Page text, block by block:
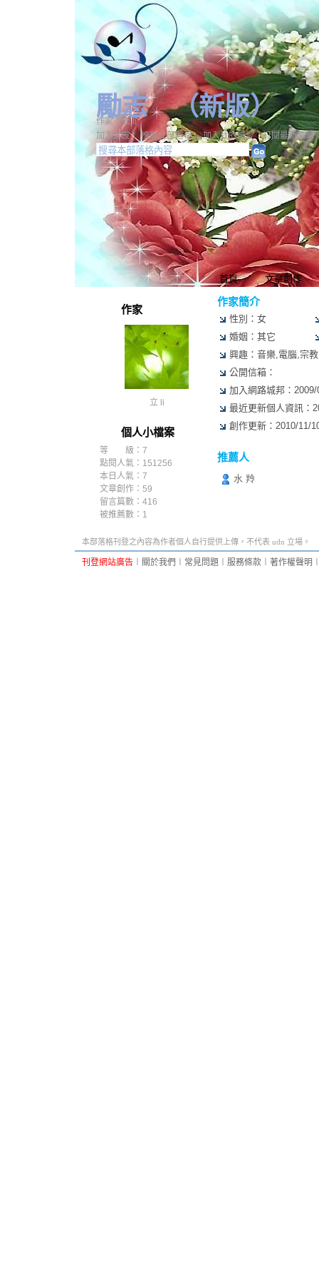
勵志（新版）
首頁 文章創作
加入好友｜推薦此部落格｜加入我的最愛｜訂閱最新文章
作家：立 li
作家
立 li
個人小檔案
等 級：7
點閱人氣：151256
本日人氣：7
文章創作：59
留言篇數：416
被推薦數： 1
作家簡介
性別：女
婚姻：其它
興趣：音樂,電腦,宗
公開信箱：
加入網路城邦：
最近更新個人資訊：
創作更新：2010/11/
推薦人
水 羚
本部落格刊登之內容為作者個人自行提供上傳，不代表 udn 立場。
刊登網站廣告 關於我們 常見問題 服務條款 著作權聲明